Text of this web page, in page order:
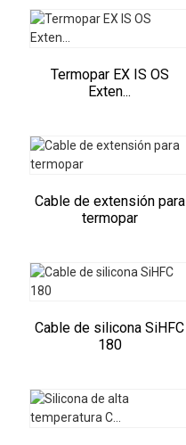
Termopar EX IS OS
Exten...
Cable de extensión para
termopar
Cable de silicona SiHFC
180